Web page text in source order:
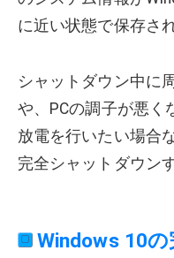
に近い状態で保存さ
シャットダウン中に
や、PCの調子が悪く
放電を行いたい場合
完全シャットダウン
Windows 10